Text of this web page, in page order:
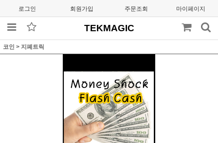
로그인 회원가입 주문조회 마이페이지
TEKMAGIC
코인 > 지폐트릭